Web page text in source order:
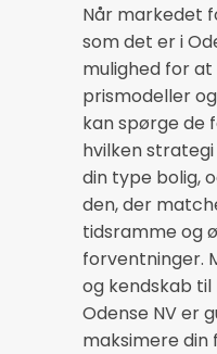
Når markedet
som det er i
mulighed for
prismodeller
kan spørge de
hvilken
din type bolig,
den, der
tidsramme og
forventninger.
og kendskab
Odense NV er
maksimere din